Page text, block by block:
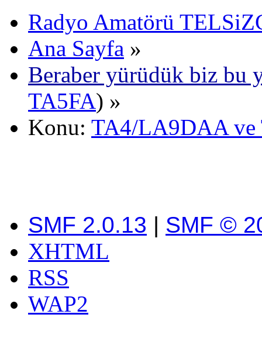
Radyo Amatörü
Ana Sayfa »
Beraber yürüdük biz
TA5FA) »
Konu: TA4/LA9DAA ve
SMF 2.0.13 | SMF ©
XHTML
RSS
WAP2